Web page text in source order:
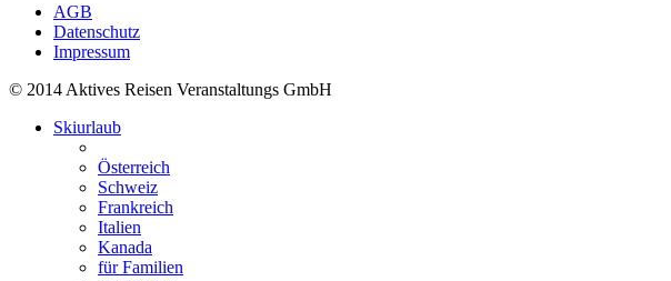
AGB
Datenschutz
Impressum
© 2014 Aktives Reisen Veranstaltungs GmbH
Skiurlaub
Österreich
Schweiz
Frankreich
Italien
Kanada
für Familien